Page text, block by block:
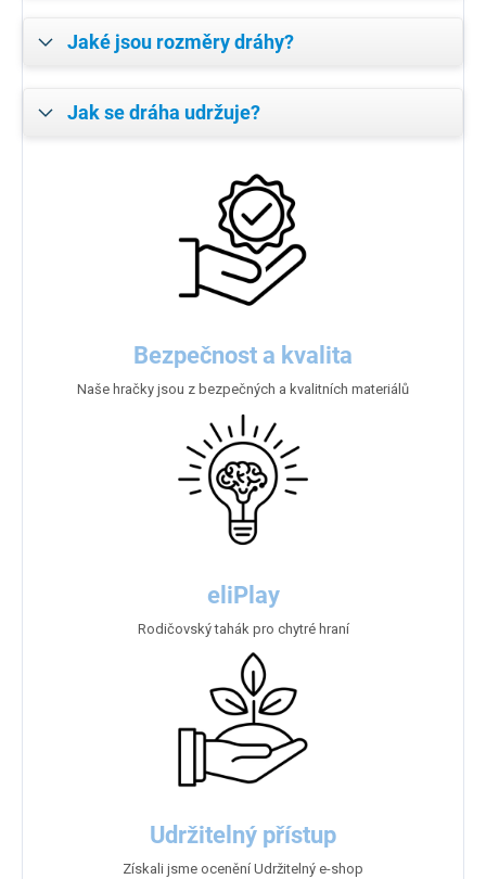
Jaké jsou rozměry dráhy?
Jak se dráha udržuje?
Bezpečnost a kvalita
Naše hračky jsou z bezpečných a kvalitních materiálů
eliPlay
Rodičovský tahák pro chytré hraní
Udržitelný přístup
Získali jsme ocenění Udržitelný e-shop